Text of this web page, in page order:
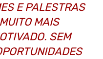
E PALESTRAS
MAIS
SEM